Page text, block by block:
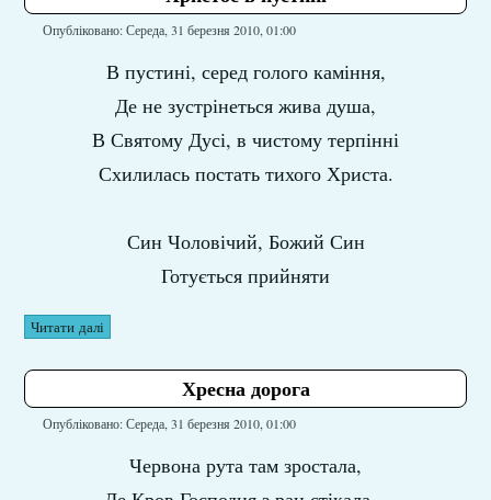
Опубліковано: Середа, 31 березня 2010, 01:00
В пустині, серед голого каміння,
Де не зустрінеться жива душа,
В Святому Дусі, в чистому терпінні
Схилилась постать тихого Христа.
Син Чоловічий, Божий Син
Готується прийняти
Читати далі
Хресна дорога
Опубліковано: Середа, 31 березня 2010, 01:00
Червона рута там зростала,